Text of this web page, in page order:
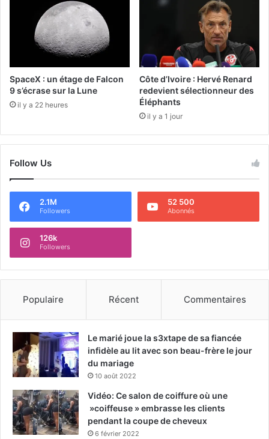
SpaceX : un étage de Falcon
9 s’écrase sur la Lune
il y a 22 heures
Côte d’Ivoire : Hervé Renard
redevient sélectionneur des
Éléphants
il y a 1 jour
Follow Us
2.1M
Followers
52 500
Abonnés
126k
Followers
Populaire Récent Commentaires
Le marié joue la s3xtape de sa fiancée
infidèle au lit avec son beau-frère le jour
du mariage
10 août 2022
Vidéo: Ce salon de coiffure où une
»coiffeuse » embrasse les clients
pendant la coupe de cheveux
6 février 2022